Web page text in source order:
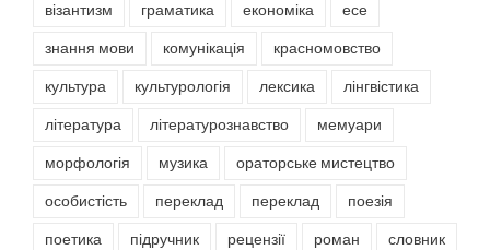
візантизм граматика економіка есе
знання мови комунікація красномовство
культура культурологія лексика лінгвістика
література літературознавство мемуари
морфологія музика ораторське мистецтво
особистість переклад переклад поезія
поетика підручник рецензії роман словник